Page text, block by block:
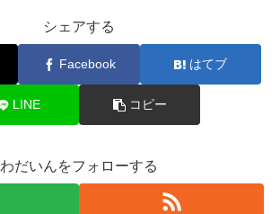
シェアする
Facebook はてブ
LINE コピー
わだいんをフォローする